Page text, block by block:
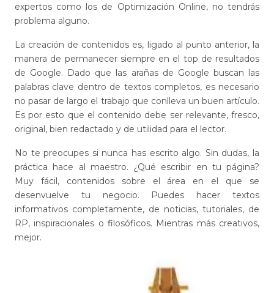
expertos como los de Optimización Online, no tendrás
problema alguno.
La creación de contenidos es, ligado al punto anterior, la
manera de permanecer siempre en el top de resultados
de Google. Dado que las arañas de Google buscan las
palabras clave dentro de textos completos, es necesario
no pasar de largo el trabajo que conlleva un buen artículo.
Es por esto que el contenido debe ser relevante, fresco,
original, bien redactado y de utilidad para el lector.
No te preocupes si nunca has escrito algo. Sin dudas, la
práctica hace al maestro. ¿Qué escribir en tu página?
Muy fácil, contenidos sobre el área en el que se
desenvuelve tu negocio. Puedes hacer textos
informativos completamente, de noticias, tutoriales, de
RP, inspiracionales o filosóficos. Mientras más creativos,
mejor.